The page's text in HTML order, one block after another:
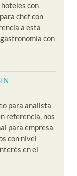
con
chef con
a esta
con
para analista
referencia, nos
para empresa
con nivel
en el
?